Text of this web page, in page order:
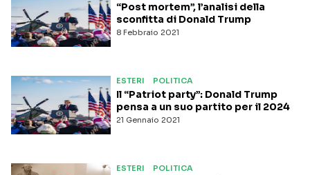
8 Febbraio 2021
“Post mortem”, l’analisi della
sconfitta di Donald Trump
ESTERI POLITICA
21 Gennaio 2021
Il “Patriot party”: Donald Trump
pensa a un suo partito per il 2024
ESTERI POLITICA